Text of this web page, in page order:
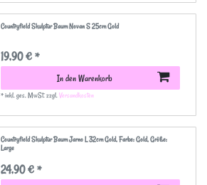
Countryfield Skulptur Baum Novan S 25cm Gold
19,90 € *
In den Warenkorb
*inkl. ges. MwSt.zzgl.Versandkosten
Countryfield Skulptur Baum Jarno L 32cm Gold, Farbe: Gold, Größe:
Large
24,90 € *